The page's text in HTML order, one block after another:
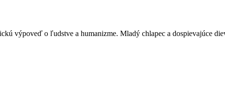
výpoveď o ľudstve a humanizme. Mladý chlapec a dospievajúce